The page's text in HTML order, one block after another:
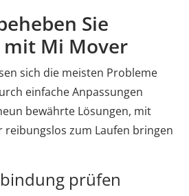
Sie
mit Mi Mover
sich die meisten Probleme
einfache Anpassungen
bewährte Lösungen, mit
reibungslos zum Laufen bringen
prüfen